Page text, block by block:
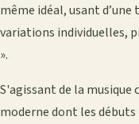
même idéal, usant
variations individuelles,
».
S'agissant de la
moderne dont les